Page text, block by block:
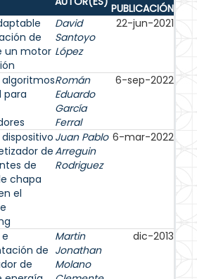
PUBLICACIÓN
de
un motor
David
Santoyo
López
22-jun-2021
algoritmos
para
Román
Eduardo
García
Ferral
6-sep-2022
de
de
chapa
el
Juan Pablo
Arreguin
Rodriguez
6-mar-2022
de
de
Martin
Jonathan
Molano
dic-2013